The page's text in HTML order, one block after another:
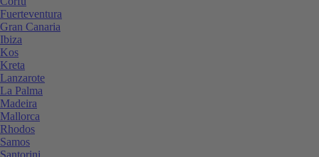
Fuerteventura
Gran Canaria
Ibiza
Kos
Kreta
Lanzarote
La Palma
Madeira
Mallorca
Rhodos
Samos
Santorini